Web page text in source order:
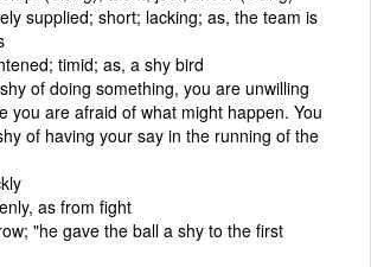
supplied; short; lacking; as, the team is
timid; as, a shy bird
of doing something, you are unwilling
you are afraid of what might happen. You
of having your say in the running of the
as from fight
"he gave the ball a shy to the first